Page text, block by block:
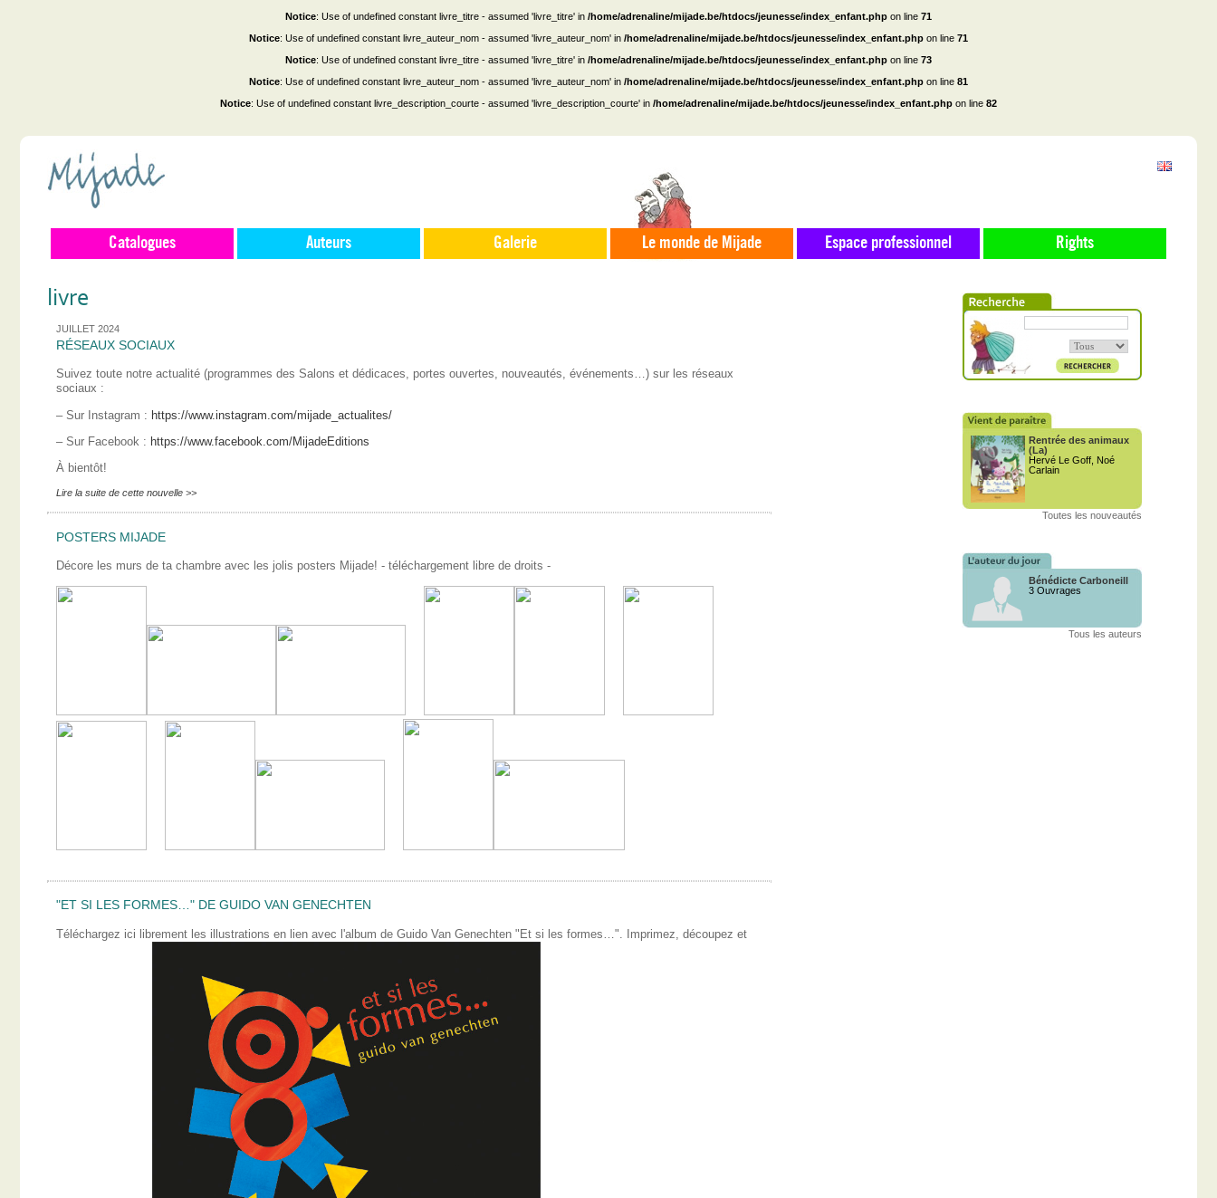
Notice: Use of undefined constant livre_titre - assumed 'livre_titre' in /home/adrenaline/mijade.be/htdocs/jeunesse/index_enfant.php on line 71
Notice: Use of undefined constant livre_auteur_nom - assumed 'livre_auteur_nom' in /home/adrenaline/mijade.be/htdocs/jeunesse/index_enfant.php on line 71
Notice: Use of undefined constant livre_titre - assumed 'livre_titre' in /home/adrenaline/mijade.be/htdocs/jeunesse/index_enfant.php on line 73
Notice: Use of undefined constant livre_auteur_nom - assumed 'livre_auteur_nom' in /home/adrenaline/mijade.be/htdocs/jeunesse/index_enfant.php on line 81
Notice: Use of undefined constant livre_description_courte - assumed 'livre_description_courte' in /home/adrenaline/mijade.be/htdocs/jeunesse/index_enfant.php on line 82
Catalogues Auteurs Galerie Le monde de Mijade Espace professionnel Rights
livre
JUILLET 2024
RÉSEAUX SOCIAUX
Suivez toute notre actualité (programmes des Salons et dédicaces, portes ouvertes, nouveautés, événements…) sur les réseaux
sociaux :
– Sur Instagram : https://www.instagram.com/mijade_actualites/
– Sur Facebook : https://www.facebook.com/MijadeEditions
À bientôt!
Lire la suite de cette nouvelle >>
POSTERS MIJADE
Décore les murs de ta chambre avec les jolis posters Mijade! - téléchargement libre de droits -
"ET SI LES FORMES…" DE GUIDO VAN GENECHTEN
Téléchargez ici librement les illustrations en lien avec l'album de Guido Van Genechten "Et si les formes…". Imprimez, découpez et
Rentrée des animaux
(La)
Hervé Le Goff, Noé
Carlain
Toutes les nouveautés
Bénédicte Carboneill
3 Ouvrages
Tous les auteurs